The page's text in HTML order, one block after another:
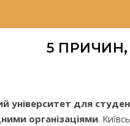
5
університет для
організаціями.